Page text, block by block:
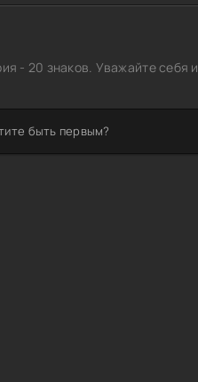
- 20 знаков. Уважайте себя и
быть первым?